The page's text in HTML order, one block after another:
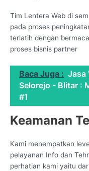
Tim Lentera Web di
pada proses
terlatih dengan
proses bisnis partner
Baca Juga : Jasa
Selorejo - Blitar :
#1
Keamanan
Kami menempatkan
pelayanan Info dan
perhatian kami yaitu